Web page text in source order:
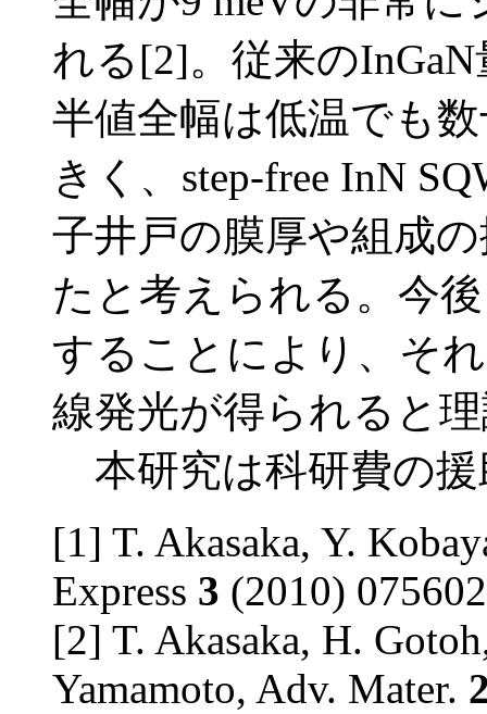
れる[2]。従来の
半値全幅は低温でも
きく、step-free InN
子井戸の膜厚や組成
たと考えられる。今
することにより、そ
線発光が得られると
本研究は科研費の
[1] T. Akasaka, Y.
Express 3 (2010)
[2] T. Akasaka, H.
Yamamoto, Adv. Mater.